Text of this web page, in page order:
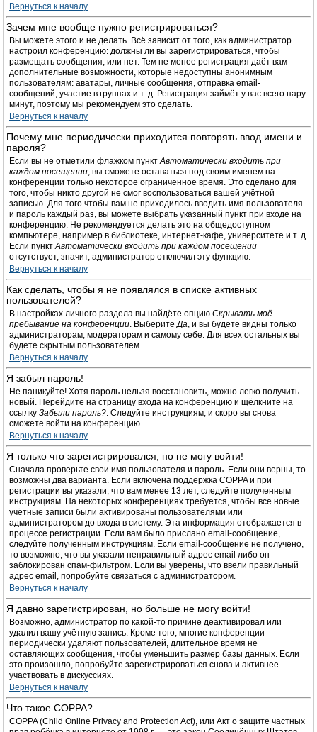
Вернуться к началу
Зачем мне вообще нужно регистрироваться?
Вы можете этого и не делать. Всё зависит от того, как администратор
настроил конференцию: должны ли вы зарегистрироваться, чтобы
размещать сообщения, или нет. Тем не менее регистрация даёт вам
дополнительные возможности, которые недоступны анонимным
пользователям: аватары, личные сообщения, отправка email-
сообщений, участие в группах и т. д. Регистрация займёт у вас всего пару
минут, поэтому мы рекомендуем это сделать.
Вернуться к началу
Почему мне периодически приходится повторять ввод имени и
пароля?
Если вы не отметили флажком пунктАвтоматически входить при
каждом посещении, вы сможете оставаться под своим именем на
конференции только некоторое ограниченное время. Это сделано для
того, чтобы никто другой не смог воспользоваться вашей учётной
записью. Для того чтобы вам не приходилось вводить имя пользователя
и пароль каждый раз, вы можете выбрать указанный пункт при входе на
конференцию. Не рекомендуется делать это на общедоступном
компьютере, например в библиотеке, интернет-кафе, университете и т. д.
Если пунктАвтоматически входить при каждом посещении
отсутствует, значит, администратор отключил эту функцию.
Вернуться к началу
Как сделать, чтобы я не появлялся в списке активных
пользователей?
В настройках личного раздела вы найдёте опцию Скрывать моё
пребывание на конференции. ВыберитеДа, и вы будете видны только
администраторам, модераторам и самому себе. Для всех остальных вы
будете скрытым пользователем.
Вернуться к началу
Я забыл пароль!
Не паникуйте! Хотя пароль нельзя восстановить, можно легко получить
новый. Перейдите на страницу входа на конференцию и щёлкните на
ссылку Забыли пароль?. Следуйте инструкциям, и скоро вы снова
сможете войти на конференцию.
Вернуться к началу
Я только что зарегистрировался, но не могу войти!
Сначала проверьте свои имя пользователя и пароль. Если они верны, то
возможны два варианта. Если включена поддержка COPPA и при
регистрации вы указали, что вам менее 13 лет, следуйте полученным
инструкциям. На некоторых конференциях требуется, чтобы все новые
учётные записи были активированы пользователями или
администратором до входа в систему. Эта информация отображается в
процессе регистрации. Если вам было прислано email-сообщение,
следуйте полученным инструкциям. Если email-сообщение не получено,
то возможно, что вы указали неправильный адрес email либо он
заблокирован спам-фильтром. Если вы уверены, что ввели правильный
адрес email, попробуйте связаться с администратором.
Вернуться к началу
Я давно зарегистрирован, но больше не могу войти!
Возможно, администратор по какой-то причине деактивировал или
удалил вашу учётную запись. Кроме того, многие конференции
периодически удаляют пользователей, длительное время не
оставляющих сообщения, чтобы уменьшить размер базы данных. Если
это произошло, попробуйте зарегистрироваться снова и активнее
участвовать в дискуссиях.
Вернуться к началу
Что такое COPPA?
COPPA (Child Online Privacy and Protection Act), или Акт о защите частных